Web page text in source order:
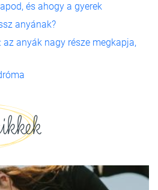
és ahogy a gyerek
anyának?
az anyák nagy része megkapja,